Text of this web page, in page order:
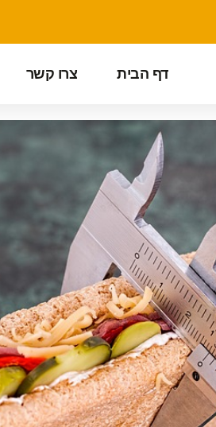
דף הבית צרו קשר